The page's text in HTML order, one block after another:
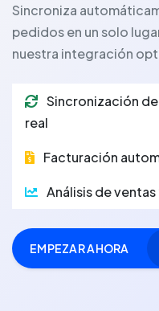
Sincroniza
pedidos en un solo
nuestra integración
Sincronización
real
Facturación
Análisis de
EMPEZAR AHORA